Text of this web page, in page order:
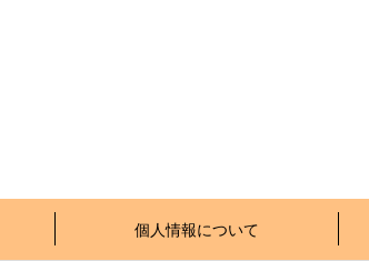
個人情報について